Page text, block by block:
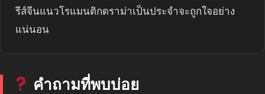
รีส์จีนแนวโรแมนติกดราม่าเป็นประจำจะถูกใจอย่าง
แน่นอน
คำถามที่พบบ่อย